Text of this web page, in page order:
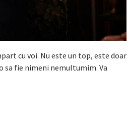
cu voi. Nu este un top, este doar
sa fie nimeni nemultumim. Va